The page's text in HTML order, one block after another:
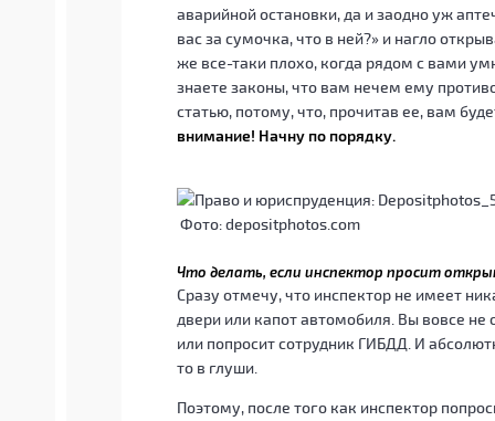
аварийной остановки, да и заодно уж
вас за сумочка, что в ней?» и нагло
же все-таки плохо, когда рядом с вами
знаете законы, что вам нечем ему
статью, потому, что, прочитав ее, вам
внимание! Начну по порядку.
Фото:depositphotos.com
Что делать, если инспектор просит
Сразу отмечу, что инспектор не имеет
двери или капот автомобиля. Вы вовсе
или попросит сотрудник ГИБДД. И
то в глуши.
Поэтому, после того как инспектор